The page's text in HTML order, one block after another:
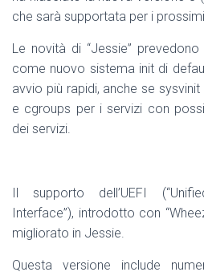
che sarà supportata per i
Le novità di “Jessie”
come nuovo sistema init di
avvio più rapidi, anche se
e cgroups per i servizi con
dei servizi.
Il supporto dell’UEFI
Interface”), introdotto con
migliorato in Jessie.
Questa versione include